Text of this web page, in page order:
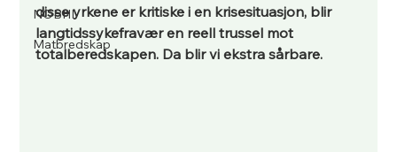
NOBHI
Matbredskap
disse yrkene er kritiske i en krisesituasjon, blir
langtidssykefravær en reell trussel mot
totalberedskapen. Da blir vi ekstra sårbare.